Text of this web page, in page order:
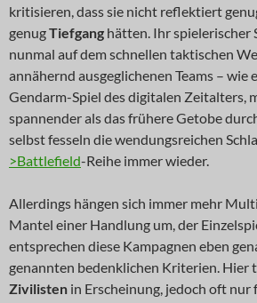
kritisieren, dass sie nicht reflektiert
genugTiefgang hätten. Ihr spielerischer
nunmal auf dem schnellen taktischen
annähernd ausgeglichenen Teams – wie
Gendarm-Spiel des digitalen Zeitalters,
spannender als das frühere Getobe
selbst fesseln die wendungsreichen
>Battlefield-Reihe immer wieder.
Allerdings hängen sich immer mehr
Mantel einer Handlung um, der
entsprechen diese Kampagnen eben
genannten bedenklichen Kriterien. Hier
Zivilisten in Erscheinung, jedoch oft nur